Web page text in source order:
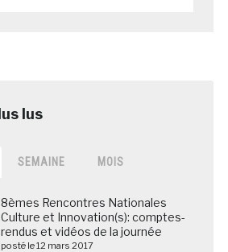
SEMAINE MOIS
8èmes Rencontres Nationales
Culture et Innovation(s): comptes-
rendus et vidéos de la journée
posté le 12 mars 2017